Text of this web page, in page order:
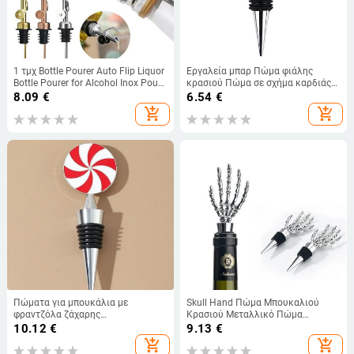
1 τμχ Bottle Pourer Auto Flip Liquor
Bottle Pourer for Alcohol Inox Pour
Spout with Plug for Cocktail Olive
8.09 €
add_shopping_cart
Εργαλεία μπαρ Πώμα φιάλης
κρασιού Πώμα σε σχήμα καρδιάς
κόκκινο μπουκάλι κρασιού Twist
Champagne Saver Αναμνηστικά
6.54 €
add_shopping_cart
Πώματα για μπουκάλια με
φραντζόλα ζάχαρης
Διακοσμητικές χειροτεχνίες
επισκέπτες Δώρα για πάρτι
10.12 €
add_shopping_cart
Skull Hand Πώμα Μπουκαλιού
Κρασιού Μεταλλικό Πώμα
Μπουκαλιού Κρασιού
Επαναχρησιμοποιήσιμο Κενό
Σφράγιση Καπάκι Μπουκαλιού
9.13 €
add_shopping_cart